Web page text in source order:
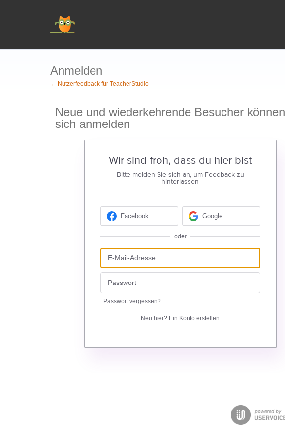
Anmelden
← Nutzerfeedback für TeacherStudio
Neue und wiederkehrende Besucher können
sich anmelden
Wir sind froh, dass du hier bist
Bitte melden Sie sich an, um Feedback zu
hinterlassen
Facebook Google
oder
Passwort vergessen?
Neu hier? Ein Konto erstellen